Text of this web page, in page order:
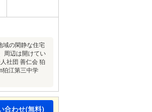
域の閑静な住宅
周辺は開けてい
社団 善仁会 狛
狛江第三中学
合わせ(無料)